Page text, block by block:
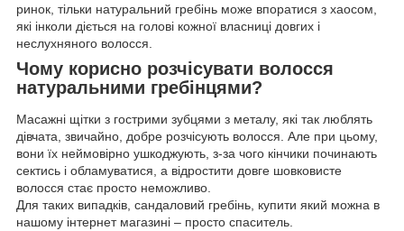
ринок, тільки натуральний гребінь може впоратися з хаосом,
які інколи діється на голові кожної власниці довгих і
неслухняного волосся.
Чому корисно розчісувати волосся
натуральними гребінцями?
Масажні щітки з гострими зубцями з металу, які так люблять
дівчата, звичайно, добре розчісують волосся. Але при цьому,
вони їх неймовірно ушкоджують, з-за чого кінчики починають
сектись і обламуватися, а відростити довге шовковисте
волосся стає просто неможливо.
Для таких випадків, сандаловий гребінь, купити який можна в
нашому інтернет магазині – просто спаситель.